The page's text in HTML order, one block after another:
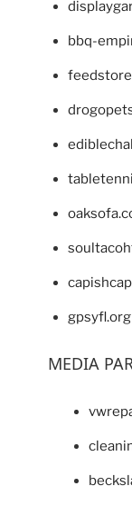
bbq-
gpsyfl.org
MEDIA